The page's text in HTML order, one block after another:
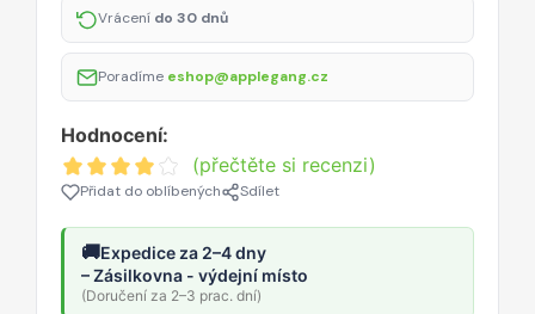
Vrácení do 30 dnů
Poradíme eshop@applegang.cz
Hodnocení:
(přečtěte si recenzi)
Přidat do oblíbených Sdílet
🚚Expedice za 2–4 dny
– Zásilkovna - výdejní místo
(Doručení za 2–3 prac. dní)